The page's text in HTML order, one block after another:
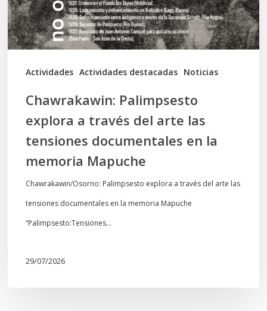
Actividades Actividades destacadas Noticias
arte
las
tensiones
documentales
memoria
Mapuche
Chawrakawin: Palimpsesto
explora a través del arte las
tensiones documentales en la
memoria Mapuche
Chawrakawin/Osorno: Palimpsesto explora a través del arte las
tensiones documentales en la memoria Mapuche
“Palimpsesto:Tensiones…
29/07/2026